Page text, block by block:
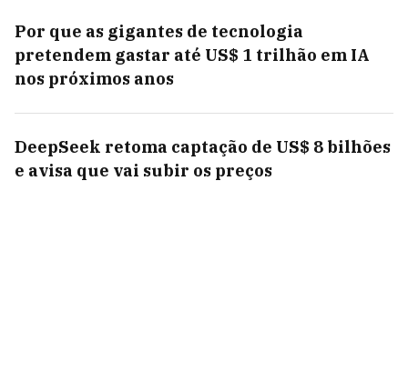
Por que as gigantes de tecnologia
pretendem gastar até US$ 1 trilhão em IA
nos próximos anos
DeepSeek retoma captação de US$ 8 bilhões
e avisa que vai subir os preços